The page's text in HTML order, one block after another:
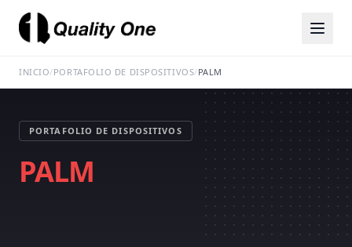
INICIO/PORTAFOLIO DE DISPOSITIVOS/PALM
PORTAFOLIO DE DISPOSITIVOS
PALM